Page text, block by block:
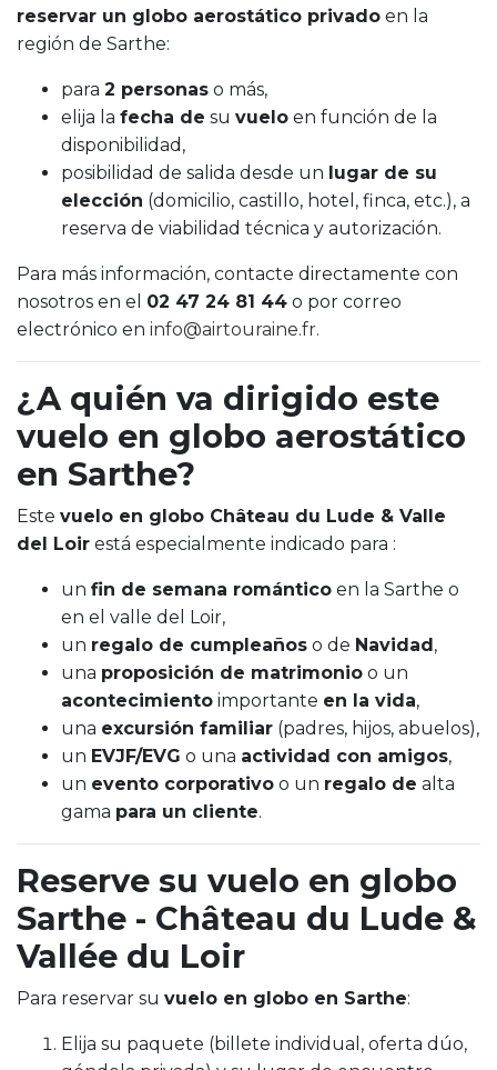
reservar un globo aerostático privado en la
región de Sarthe:
para 2 personas o más,
elija la fecha de su vuelo en función de la
disponibilidad,
posibilidad de salida desde un lugar de su
elección (domicilio, castillo, hotel, finca, etc.), a
reserva de viabilidad técnica y autorización.
Para más información, contacte directamente con
nosotros en el 02 47 24 81 44 o por correo
electrónico en info@airtouraine.fr.
¿A quién va dirigido este
vuelo en globo aerostático
en Sarthe?
Este vuelo en globo Château du Lude & Valle
del Loir está especialmente indicado para :
un fin de semana romántico en la Sarthe o
en el valle del Loir,
un regalo de cumpleaños o de Navidad,
una proposición de matrimonio o un
acontecimiento importante en la vida,
una excursión familiar (padres, hijos, abuelos),
un EVJF/EVG o una actividad con amigos,
un evento corporativo o un regalo de alta
gama para un cliente.
Reserve su vuelo en globo
Sarthe - Château du Lude &
Vallée du Loir
Para reservar su vuelo en globo en Sarthe:
Elija su paquete (billete individual, oferta dúo,